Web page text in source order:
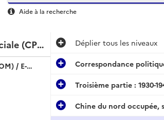
Aide à la recherche
Correspondance politique et commerciale (CPCOM) / E-Asie / Chine
Correspondance politique et commerciale (CPCOM) / E-Asie / Chine
Déplier tous les niveaux
Correspondance
Troisième partie : 1930-
Chine du nord occupée,